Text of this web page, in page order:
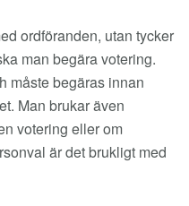
ordföranden, utan tycker
man begära votering.
måste begäras innan
Man brukar även
votering eller om
är det brukligt med